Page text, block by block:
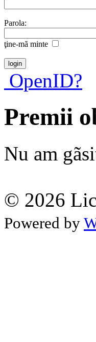
Parola:
ţine-mã minte
OpenID?
Premii
Nu am
© 2026
Powered by